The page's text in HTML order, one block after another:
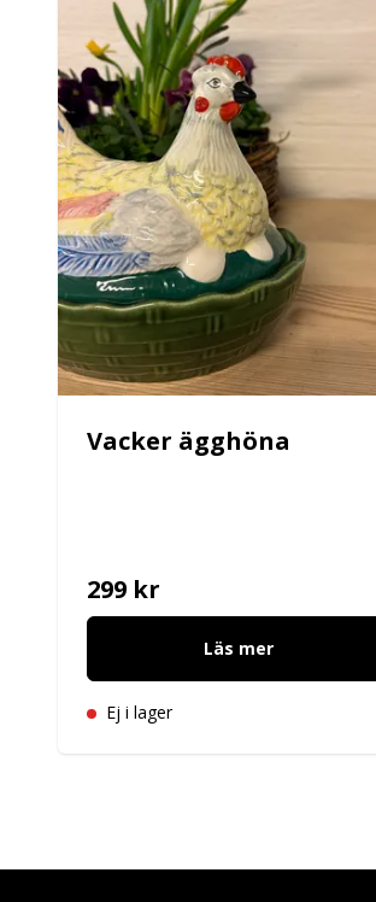
Vacker ägghöna
299 kr
Läs mer
Ej i lager